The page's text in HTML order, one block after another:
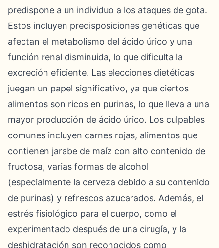
predispone a un individuo a los ataques de gota.
Estos incluyen predisposiciones genéticas que
afectan el metabolismo del ácido úrico y una
función renal disminuida, lo que dificulta la
excreción eficiente. Las elecciones dietéticas
juegan un papel significativo, ya que ciertos
alimentos son ricos en purinas, lo que lleva a una
mayor producción de ácido úrico. Los culpables
comunes incluyen carnes rojas, alimentos que
contienen jarabe de maíz con alto contenido de
fructosa, varias formas de alcohol
(especialmente la cerveza debido a su contenido
de purinas) y refrescos azucarados. Además, el
estrés fisiológico para el cuerpo, como el
experimentado después de una cirugía, y la
deshidratación son reconocidos como